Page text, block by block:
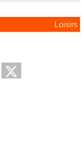
Loisirs